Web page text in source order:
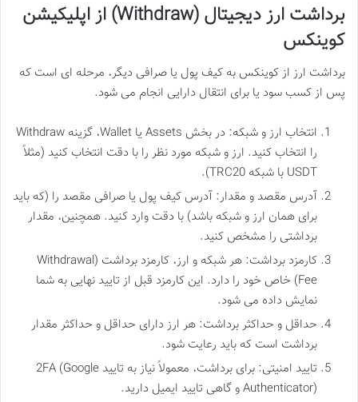
برداشت ارز دیجیتال (Withdraw) از اپلیکیشن
کوینکس
برداشت ارز از کوینکس به کیف پول یا صرافی دیگر، مرحله ای است که
پس از کسب سود یا برای انتقال دارایی انجام می شود.
انتخاب ارز و شبکه: در بخش Assets یا Wallet، گزینه Withdraw
را انتخاب کنید. ارز و شبکه مورد نظر را با دقت انتخاب کنید (مثلاً
USDT با شبکه TRC20).
آدرس مقصد و مقدار: آدرس کیف پول یا صرافی مقصد را (که باید
برای همان ارز و شبکه باشد) با دقت وارد کنید. همچنین، مقدار
برداشتی را مشخص کنید.
کارمزد برداشت: هر شبکه و ارز، کارمزد برداشت (Withdrawal
Fee) خاص خود را دارد. این کارمزد قبل از تایید نهایی به شما
نمایش داده می شود.
حداقل و حداکثر برداشت: هر ارز دارای حداقل و حداکثر مقدار
برداشت است که باید رعایت شود.
تایید امنیتی: برای برداشت، معمولاً نیاز به تایید 2FA (Google
Authenticator) و گاهی تایید ایمیل دارید.